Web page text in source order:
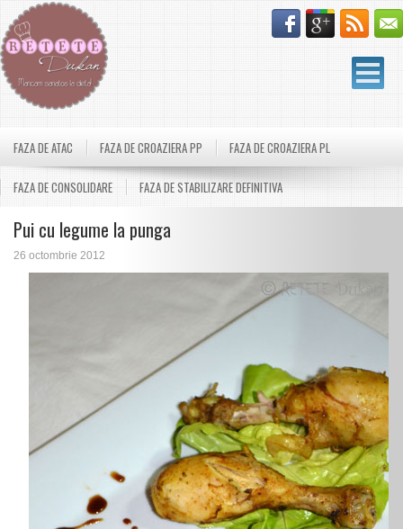
FAZA DE ATAC FAZA DE CROAZIERA PP FAZA DE CROAZIERA PL
FAZA DE CONSOLIDARE FAZA DE STABILIZARE DEFINITIVA
Pui cu legume la punga
26 octombrie 2012